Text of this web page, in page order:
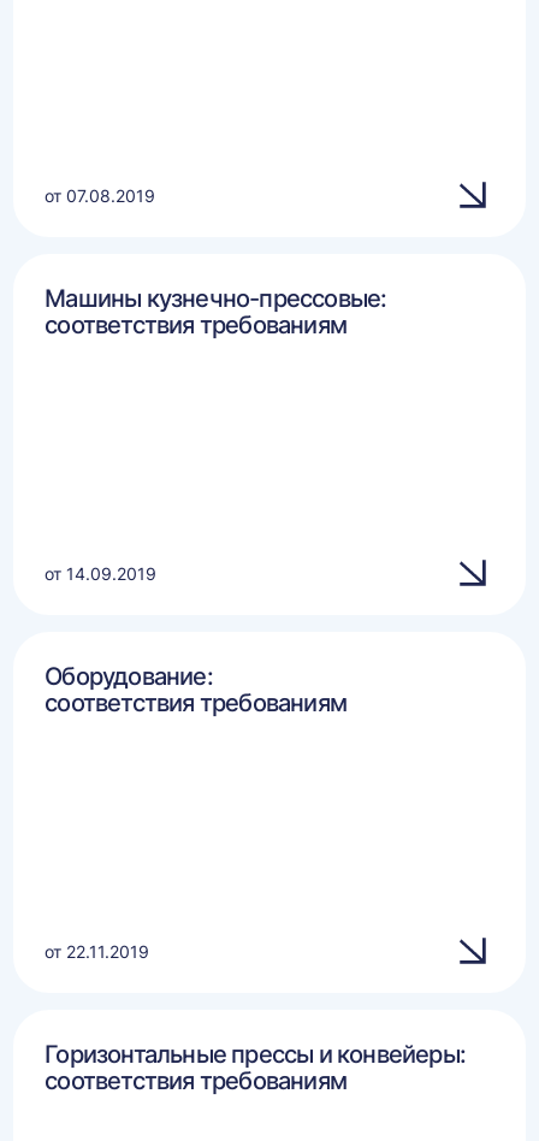
от 07.08.2019
Машины кузнечно-прессовые:
соответствия требованиям
от 14.09.2019
Оборудование:
соответствия требованиям
от 22.11.2019
Горизонтальные прессы и конвейеры:
соответствия требованиям